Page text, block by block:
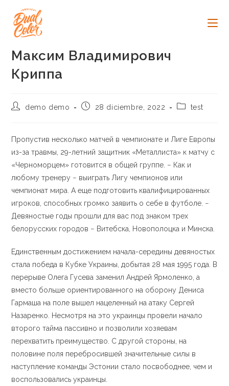
contenido
Максим Владимирович
Криппа
Autor
entrada:
demo demo
Publicación
28 diciembre, 2022
Categoría
entrada:
test
Пропустив несколько матчей в чемпионате и Лиге Европы
из-за травмы, 29-летний защитник «Металлиста» к матчу с
«Черноморцем» готовится в общей группе. − Как и
любому тренеру − выиграть Лигу чемпионов или
чемпионат мира. А еще подготовить квалифицированных
игроков, способных громко заявить о себе в футболе. −
Девяностые годы прошли для вас под знаком трех
белорусских городов − Витебска, Новополоцка и Минска.
Единственным достижением начала-середины девяностых
стала победа в Кубке Украины, добытая 28 мая 1995 года. В
перерыве Олега Гусева заменил Андрей Ярмоленко, а
вместо больше ориентированного на оборону Дениса
Гармаша на поле вышел нацеленный на атаку Сергей
Назаренко. Несмотря на это украинцы провели начало
второго тайма пассивно и позволили хозяевам
перехватить преимущество. С другой стороны, на
половине поля перебросившей значительные силы в
наступление команды Эстонии стало посвободнее, чем и
воспользовались украинцы.